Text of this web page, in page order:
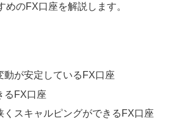
めのFX口座を解説します。
動が安定しているFX口座
るFX口座
くスキャルピングができるFX口座